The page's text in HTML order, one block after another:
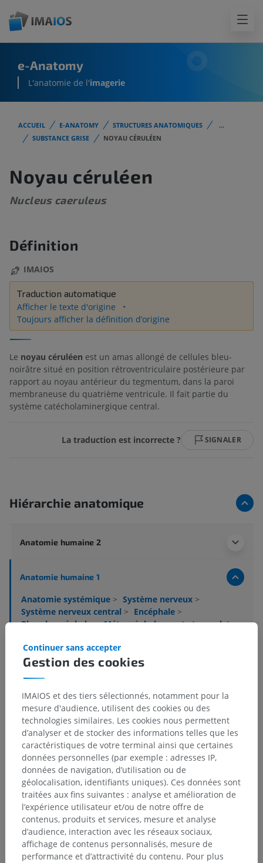
e-Anatomy
L'anatomie de l'imagerie
ACCUEIL E-ANATOMY STRUCTURES ANATOMIQUES
...
SUBSTANCE GRISE
NOYAU CÉRULÉEN
Noyau céruléen
Nucleus caeruleus
Définition
IMAIOS
Traduction automatique
Afficher le texte d'origine
Toujours afficher la définition d’origine
Le noyau céruléen est un amas allongé de cellules bleu-
noirâtre situé en position rétroventriculaire postérieure par
rapport au noyau antérieur du tegmentum, dans la paroi
membraneuse du quatrième ventricule. Il fait partie du
système catécholaminergique central.
La traduction est incorrecte ? SIGNALER
Hiérarchie anatomique
Anatomie humaine 2
Anatomie humaine 1
Anatomie systémique > Système nerveux >
Système nerveux central > Encéphale >
Rhombencéphale> Métencéphale; pont et cervelet>
Noyau céruléen
Neuroanatomie humaine
Anatomie comparée chez l’animal
Traductions
Gestion des cookies
Continuer sans accepter
IMAIOS et des tiers sélectionnés, notamment pour la
mesure d'audience, utilisent des cookies ou des
technologies similaires. Les cookies nous permettent
d’analyser et de stocker des informations telles que les
caractéristiques de votre terminal ainsi que certaines
données personnelles (par exemple : adresses IP,
données de navigation, d’utilisation ou de
géolocalisation, identifiants uniques). Ces données sont
traitées aux fins suivantes : analyse et amélioration de
l’expérience utilisateur et/ou de notre offre de
contenus, produits et services, mesure et analyse
d’audience, interaction avec les réseaux sociaux,
affichage de contenus personnalisés, mesure de
performance et d’attractivité du contenu. Pour plus